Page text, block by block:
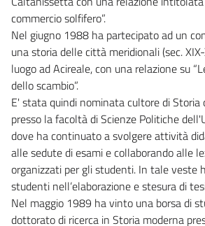
commercio solfifero”.
Nel giugno 1988 ha partecipato ad un
una storia delle città meridionali (sec.
luogo ad Acireale, con una relazione su
dello scambio”.
E' stata quindi nominata cultore di Storia
presso la facoltà di Scienze Politiche
dove ha continuato a svolgere attività
alle sedute di esami e collaborando alle
organizzati per gli studenti. In tale veste
studenti nell’elaborazione e stesura di
Nel maggio 1989 ha vinto una borsa di
dottorato di ricerca in Storia moderna